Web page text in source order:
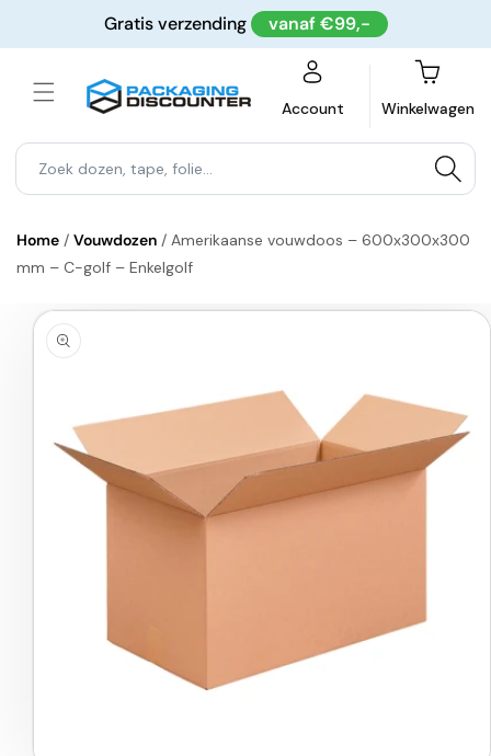
content
Gratis verzending vanaf €99,-
Account Winkelwagen
Home / Vouwdozen / Amerikaanse vouwdoos – 600x300x300
mm – C-golf – Enkelgolf
direct naar